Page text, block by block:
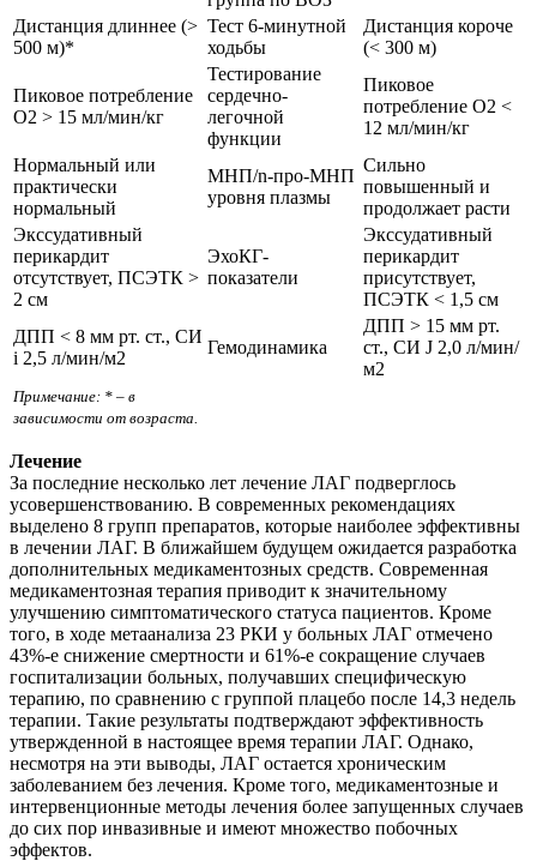
Дистанция длиннее (>
500 м)*
Тест 6-минутной
ходьбы
Дистанция короче
(< 300 м)
Пиковое потребление
О2 > 15 мл/мин/кг
Тестирование
сердечно-
легочной
функции
Пиковое
потребление О2 <
12 мл/мин/кг
Нормальный или
практически
нормальный
МНП/n-про-МНП
уровня плазмы
Сильно
повышенный и
продолжает расти
Экссудативный
перикардит
отсутствует, ПСЭТК >
2 см
ЭхоКГ-
показатели
Экссудативный
перикардит
присутствует,
ПСЭТК < 1,5 см
ДПП < 8 мм рт. ст., СИ
і 2,5 л/мин/м2
Гемодинамика
ДПП > 15 мм рт.
ст., СИ Ј 2,0 л/мин/
м2
Примечание: * – в
зависимости от возраста.
Лечение
За последние несколько лет лечение ЛАГ подверглось
усовершенствованию. В современных рекомендациях
выделено 8 групп препаратов, которые наиболее эффективны
в лечении ЛАГ. В ближайшем будущем ожидается разработка
дополнительных медикаментозных средств. Современная
медикаментозная терапия приводит к значительному
улучшению симптоматического статуса пациентов. Кроме
того, в ходе метаанализа 23 РКИ у больных ЛАГ отмечено
43%-е снижение смертности и 61%-е сокращение случаев
госпитализации больных, получавших специфическую
терапию, по сравнению с группой плацебо после 14,3 недель
терапии. Такие результаты подтверждают эффективность
утвержденной в настоящее время терапии ЛАГ. Однако,
несмотря на эти выводы, ЛАГ остается хроническим
заболеванием без лечения. Кроме того, медикаментозные и
интервенционные методы лечения более запущенных случаев
до сих пор инвазивные и имеют множество побочных
эффектов.